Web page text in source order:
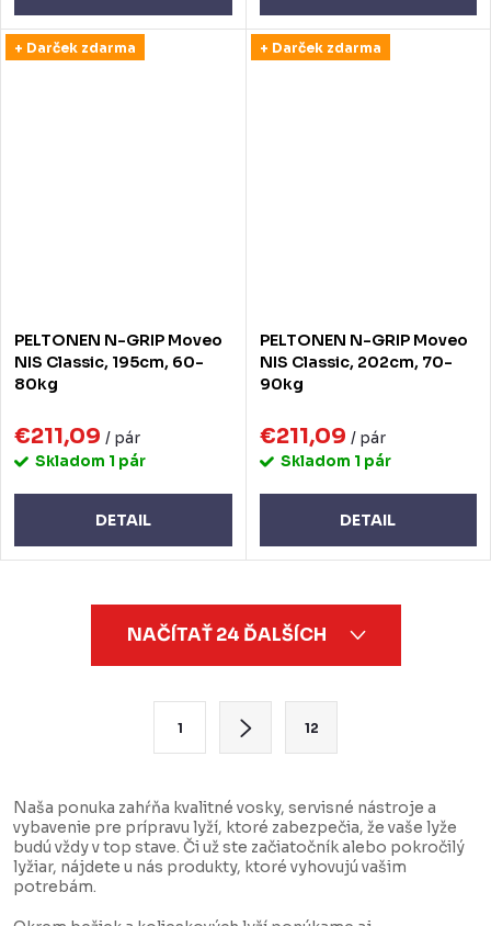
+ Darček zdarma
PELTONEN N-GRIP Moveo
NIS Classic, 195cm, 60-
80kg
€211,09 / pár
Skladom 1 pár
DETAIL
+ Darček zdarma
PELTONEN N-GRIP Moveo
NIS Classic, 202cm, 70-
90kg
€211,09 / pár
Skladom 1 pár
DETAIL
c
i
e
p
NAČÍTAŤ 24 ĎALŠÍCH
á
n
k
o
1 12
Naša ponuka zahŕňa kvalitné vosky, servisné nástroje a
vybavenie pre prípravu lyží, ktoré zabezpečia, že vaše lyže
budú vždy v top stave. Či už ste začiatočník alebo pokročilý
lyžiar, nájdete u nás produkty, ktoré vyhovujú vašim
potrebám.